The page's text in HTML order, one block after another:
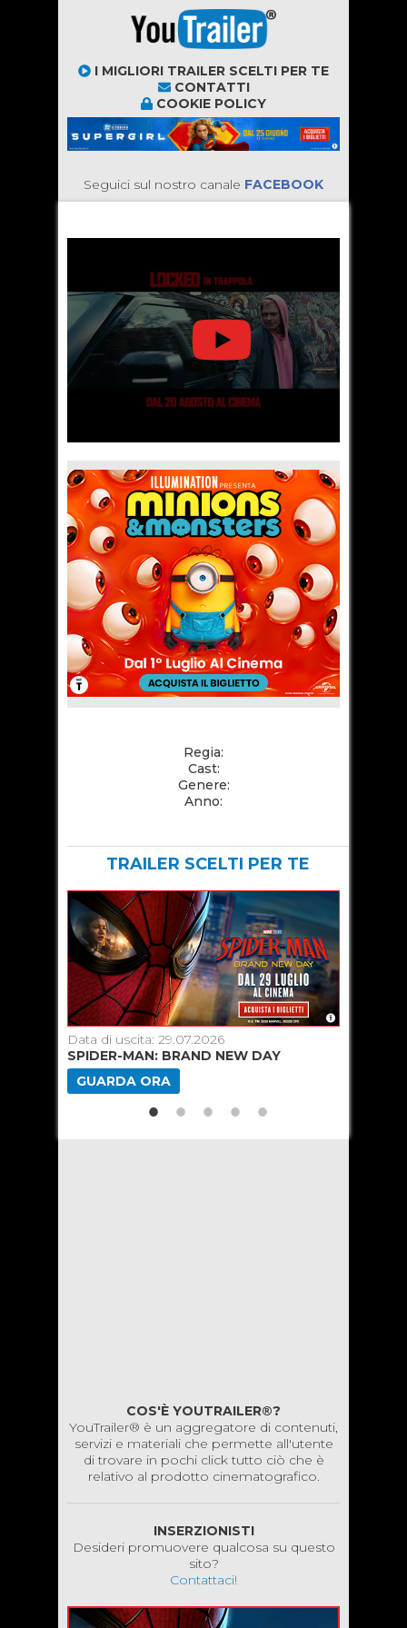
I MIGLIORI TRAILER SCELTI PER TE
CONTATTI
COOKIE POLICY
Seguici sul nostro canale FACEBOOK
Regia:
Cast:
Genere:
Anno:
TRAILER SCELTI PER TE
Data di uscita: 29.07.2026
SPIDER-MAN: BRAND NEW DAY
GUARDA ORA
COS'È YOUTRAILER®?
YouTrailer® è un aggregatore di contenuti,
servizi e materiali che permette all'utente
di trovare in pochi click tutto ciò che è
relativo al prodotto cinematografico.
INSERZIONISTI
Desideri promuovere qualcosa su questo
sito?
Contattaci!